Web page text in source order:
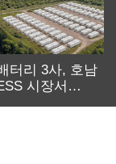
터리 3사, 호남
시장서